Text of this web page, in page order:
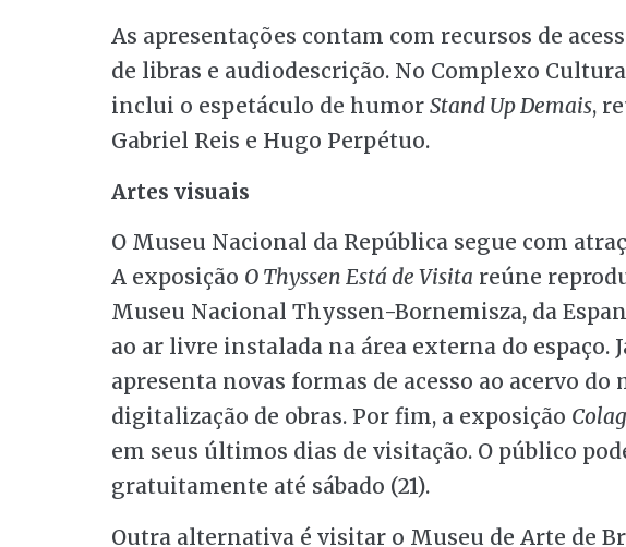
As apresentações contam com recursos de
de libras e audiodescrição. No Complexo
inclui o espetáculo de humor Stand Up Demais,
Gabriel Reis e Hugo Perpétuo.
Artes visuais
O Museu Nacional da República segue com
A exposição O Thyssen Está de Visita reúne
Museu Nacional Thyssen-Bornemisza, da
ao ar livre instalada na área externa do espaço.
apresenta novas formas de acesso ao acervo do
digitalização de obras. Por fim, a exposição
em seus últimos dias de visitação. O público
gratuitamente até sábado (21).
Outra alternativa é visitar o Museu de Arte de